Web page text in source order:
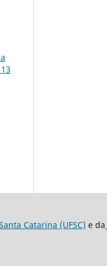
Catarina (UFSC) e da